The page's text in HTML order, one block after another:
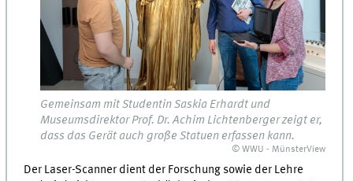
Gemeinsam mit Studentin Saskia Erhardt und
Museumsdirektor Prof. Dr. Achim Lichtenberger zeigt er,
dass das Gerät auch große Statuen erfassen kann.
© WWU - MünsterView
Der Laser-Scanner dient der Forschung sowie der Lehre